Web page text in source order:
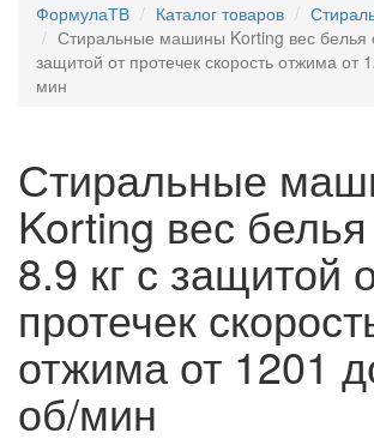
ФормулаТВ Каталог товаров
Стиральные машины Korting вес белья
защитой от протечек скорость отжима от
мин
Стиральные
Korting вес
8.9 кг с защитой
протечек
отжима от 1201
об/мин